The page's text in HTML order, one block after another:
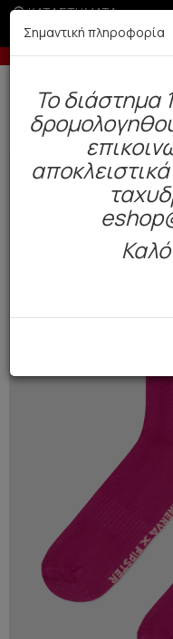
ΚΑΤΑΣΤΗΜΑΤΑ
άνω των 200€ σε περίοδο
Δωρεάν αποστολή άνω
Ανδρας Κάλτσες
Σημαντική πληροφορία
To διάστημα